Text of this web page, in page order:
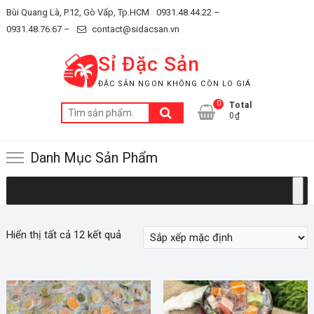
Skip
to
Bùi Quang Là, P.12, Gò Vấp, Tp.HCM
0931.48.44.22 –
0931.48.76.67 –
contact@sidacsan.vn
Sỉ Đặc Sản
ĐẶC SẢN NGON KHÔNG CÒN LO GIÁ
Tìm
kiếm:
0
Total
0₫
Danh Mục Sản Phẩm
Hiển thị tất cả 12 kết quả